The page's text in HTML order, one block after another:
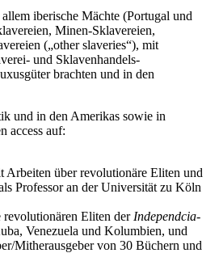
iberische Mächte (Portugal und
Minen-Sklavereien,
(„other slaveries“), mit
und Sklavenhandels-
brachten und in den
und in den Amerikas sowie in
access auf:
über revolutionäre Eliten und
Professor an der Universität zu Köln
revolutionären Eliten der Independcia-
Venezuela und Kolumbien, und
Mitherausgeber von 30 Büchern und